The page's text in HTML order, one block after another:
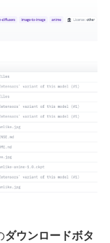
ダウンロードボタ